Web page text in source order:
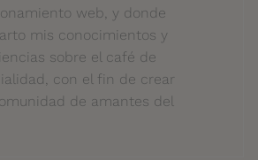
web, y donde
mis conocimientos y
sobre el café de
con el fin de crear
de amantes del